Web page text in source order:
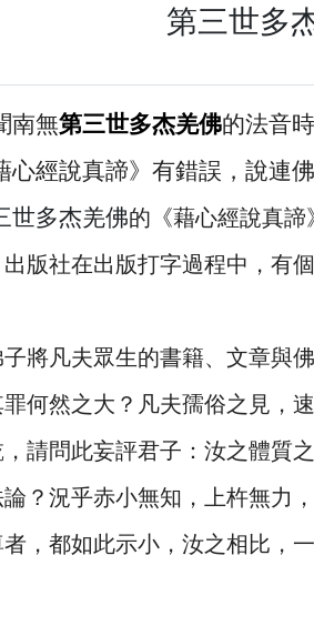
第三世多
南無第三世多杰羌佛的法音
心經說真諦》有錯誤，說連
世多杰羌佛的《藉心經說真
版社在出版打字過程中，有
將凡夫眾生的書籍、文章與
何然之大？凡夫孺俗之見，
請問此妄評君子：汝之體質
？況乎赤小無知，上杵無力
，都如此示小，汝之相比，